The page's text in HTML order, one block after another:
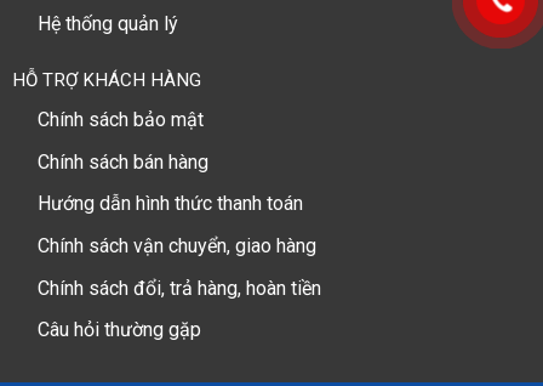
Hệ thống quản lý
HỖ TRỢ KHÁCH HÀNG
Chính sách bảo mật
Chính sách bán hàng
Hướng dẫn hình thức thanh toán
Chính sách vận chuyển, giao hàng
Chính sách đổi, trả hàng, hoàn tiền
Câu hỏi thường gặp